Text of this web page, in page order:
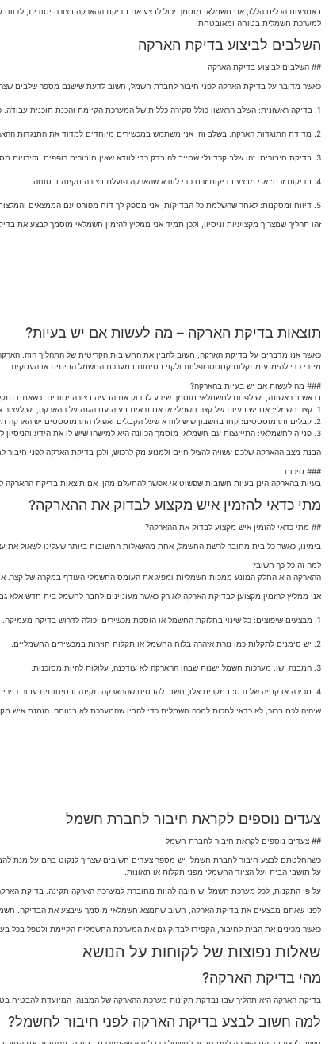
באמצעות הכלים הללו, אני חשמלאי מוסמך יכול לבצע את בדיקת ההארקה בצורה יסודית,
למערכת חשמלית בטוחה ומאובטחת.
השלבים לביצוע בדיקת הארקה
## השלבים לביצוע בדיקת הארקה
כאשר מדובר על בדיקת הארקה לפני חיבור לחברת חשמל, חשוב לדעת שישנם מספר שלבים
1. בדיקה ראשונית: השלב הראשון כולל סקירה כללית של המערכת הקיימת והכנת תוכנית עבודה. כאן אני מבצע בדיקה חזותית של כל החיבורים והמערכת כדי לוודא שאין תקלות שונות שעלולות להשפיע על תהליך ההארקה.
2. מדידת התנגדות הארקה: בשלב זה, אני משתמש במכשירים מיוחדים למדוד את התנגדות ההארקה של המוליך. התנגדות גבוהה מדי עלולה להעיד על בעיות בהארקה עצמה.
3. בדיקת חיבורים: זהו שלב קרדינלי שחייב להיבדק כדי לוודא שאין חיבורים רופפים. זהירויות מסוימות חייבות להתבצע כדי למנוע תקלות עתידיות.
4. בדיקות זרם: אני מבצע בדיקות זרם כדי לוודא שהארקה פועלת בצורה תקינה ובטוחה.
5. דיווח ומסקנות: לאחר שהשלמת כל הבדיקות, אני מספק לך דוח מפורט עם הממצאים והמלצות להמשך. אם הכל תקין, אנו מעבירים את המידע לחברת החשמל להשלמת תהליך החיבור.
זהו תהליך שמצריך מקצועיות וניסיון, ולכן תמיד אני ממליץ להזמין חשמלאי מוסמך לבצע את
תוצאות בדיקת הארקה – מה לעשות אם יש בעיות?
כאשר אנו מדברים על בדיקת הארקה, חשוב להבין את החשיבות הקריטית של התהליך הזה.
מיידי כדי להימנע מתקלות קטסטרופליות ולקוי בטיחות במערכת החשמל הביתית או העסקית.
### מה לעשות אם יש בעיות בהארקה?
בראש ובראשונה, יש לפנות לחשמלאי מוסמך שידע לבדוק את הבעיה בצורה יסודית. כשאתם
1. קצר חשמלי: אם יש בעיות של קצר חשמלי או אם נראית בעיה עם הגנה על ההארקה, יש לעצור את השימוש במכשירים החשמליים מיד כדי למנוע תקלות נוספות.
2. קבלים ותרמוסטטים: קחו בחשבון שיש לוודא שעל הקבלים ואפילו התרמוסטטים יש הארקה תקינה.
3. פנייה לחשמלאי: התייעצות עם חשמלאי מוסמך הכוונה היא למישהו שיש לו את הידע והניסיון לבצע בדיקות תיקונים הנדרשות באופן מקצועי.
הבנת מצב ההארקה שלכם עשויה להציל חיים ולמנוע נזק לרכוש, ולכן בדיקת הארקה לפני
### סיכום
בעיות בהארקה הינן בעיות חשובות שפשוט אי אפשר להתעלם מהן. אם תוצאות בדיקת ההארקה
מתי כדאי להזמין איש מקצוע לבדוק את ההארקה?
## מתי כדאי להזמין איש מקצוע לבדוק את ההארקה?
בימינו, כאשר כל בית מחובר לרשת החשמל, אחת מהשאלות החשובות ביותר שעלינו לשאול את
למה זה כל כך חשוב?
ההארקה היא החלק המונע ממכות חשמליות ומפיג את העומס החשמלי העודף במקרה של קצר.
אני ממליץ להזמין מקצוען לבדיקת הארקה לא רק כאשר מעוניינים לחבר לחשמל בית חדש אלא
1. מבצעים שיפוצים: כל שינוי בחלוקת החשמל או הוספת מכשירים יכולה לדרוש בדיקה מעמיקה.
2. יש סימנים לתקלות כמו נורת אזהרה בלוח החשמל או תקלות חוזרות במכשירים החשמליים.
3. המבנה ישן: מערכות חשמל ישנות שבהן ההארקה לא עודכנה, עלולות להיות מסוכנות.
4. מכירה או קנייה של נכס: במקרים אלו, חשוב להבטיח שההארקה תקינה ובטיחותית עבור דיירים חדשים.
שיהיה לכם ברור, לא כדאי לחכות למכה חשמלית כדי להבין שהמערכת לא בטוחה. הזמנת איש
צעדים נוספים לקראת חיבור לחברת חשמל
## צעדים נוספים לקראת חיבור לחברת חשמל
כשהחלטתם לבצע חיבור לחברת חשמל, יש מספר צעדים חשובים שצריך לנקוט בהם על מנת
על תושבי הבית ועל הציוד החשמלי מפני תקלות או תאונות.
על פי התקנות, לכל מערכת חשמל יש חובה להיות מחוברת למערכת הארקה תקינה. בדיקת
לפני שאתם מבצעים את בדיקת הארקה, חשוב שתמצא חשמלאי מוסמך שיבצע את הבדיקה.
כאשר מכינים את הבית לחיבור, הקפידו לבדוק גם את המערכת החשמלית הקיימת ולטפל בכל
שאלות נפוצות של לקוחות על הנושא
מהי בדיקת הארקה?
בדיקת הארקה היא תהליך שבו נבדקת תקינות מערכת ההארקה של המבנה, המיועדת להבטיח
למה חשוב לבצע בדיקת הארקה לפני חיבור לחשמל?